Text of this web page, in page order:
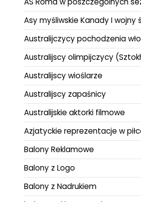
Asy myśliwskie Kanady I wojny
Australijczycy pochodzenia
Australijscy olimpijczycy
Australijscy wioślarze
Australijscy zapaśnicy
Australijskie aktorki filmowe
Azjatyckie reprezentacje w
Balony Reklamowe
Balony z Logo
Balony z Nadrukiem